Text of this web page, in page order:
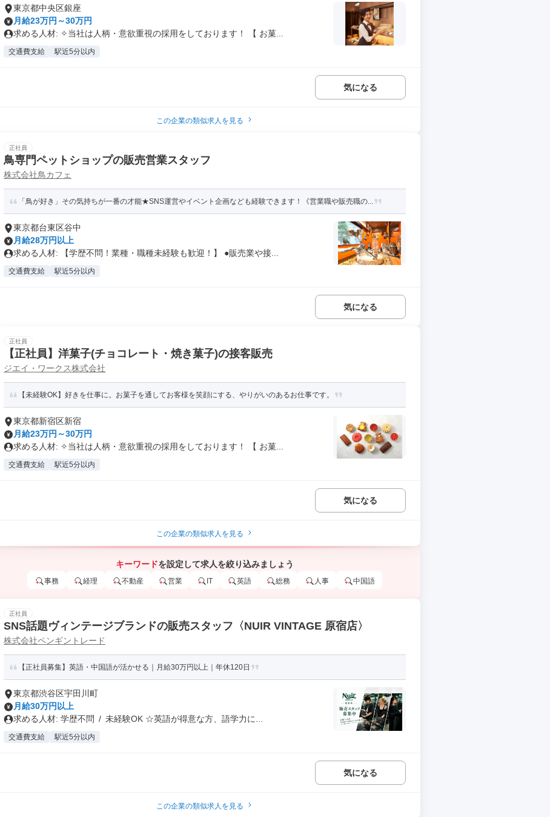
東京都中央区銀座
月給23万円～30万円
求める人材: ✧当社は人柄・意欲重視の採用をしております！ 【 お菓...
交通費支給 駅近5分以内
気になる
この企業の類似求人を見る
正社員
鳥専門ペットショップの販売営業スタッフ
株式会社鳥カフェ
「鳥が好き」その気持ちが一番の才能★SNS運営やイベント企画なども経験できます！《営業職や販売職の...
東京都台東区谷中
月給28万円以上
求める人材: 【学歴不問！業種・職種未経験も歓迎！】 ●販売業や接...
交通費支給 駅近5分以内
気になる
正社員
【正社員】洋菓子(チョコレート・焼き菓子)の接客販売
ジエイ・ワークス株式会社
【未経験OK】好きを仕事に。お菓子を通してお客様を笑顔にする、やりがいのあるお仕事です。
東京都新宿区新宿
月給23万円～30万円
求める人材: ✧当社は人柄・意欲重視の採用をしております！ 【 お菓...
交通費支給 駅近5分以内
気になる
この企業の類似求人を見る
キーワードを設定して求人を絞り込みましょう
事務 経理 不動産 営業 IT 英語 総務 人事 中国語
正社員
SNS話題ヴィンテージブランドの販売スタッフ〈NUIR VINTAGE 原宿店〉
株式会社ペンギントレード
【正社員募集】英語・中国語が活かせる｜月給30万円以上｜年休120日
東京都渋谷区宇田川町
月給30万円以上
求める人材: 学歴不問 / 未経験OK ☆英語が得意な方、語学力に...
交通費支給 駅近5分以内
気になる
この企業の類似求人を見る